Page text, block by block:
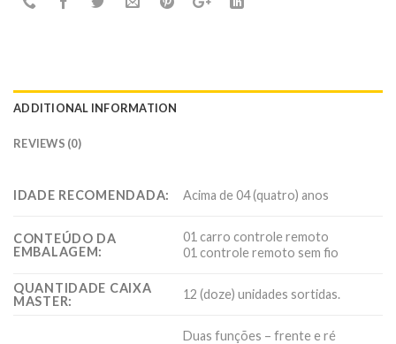
ADDITIONAL INFORMATION
REVIEWS (0)
IDADE RECOMENDADA: Acima de 04 (quatro) anos
CONTEÚDO DA
EMBALAGEM:
01 carro controle remoto
01 controle remoto sem fio
QUANTIDADE CAIXA
MASTER:
12 (doze) unidades sortidas.
Duas funções – frente e ré